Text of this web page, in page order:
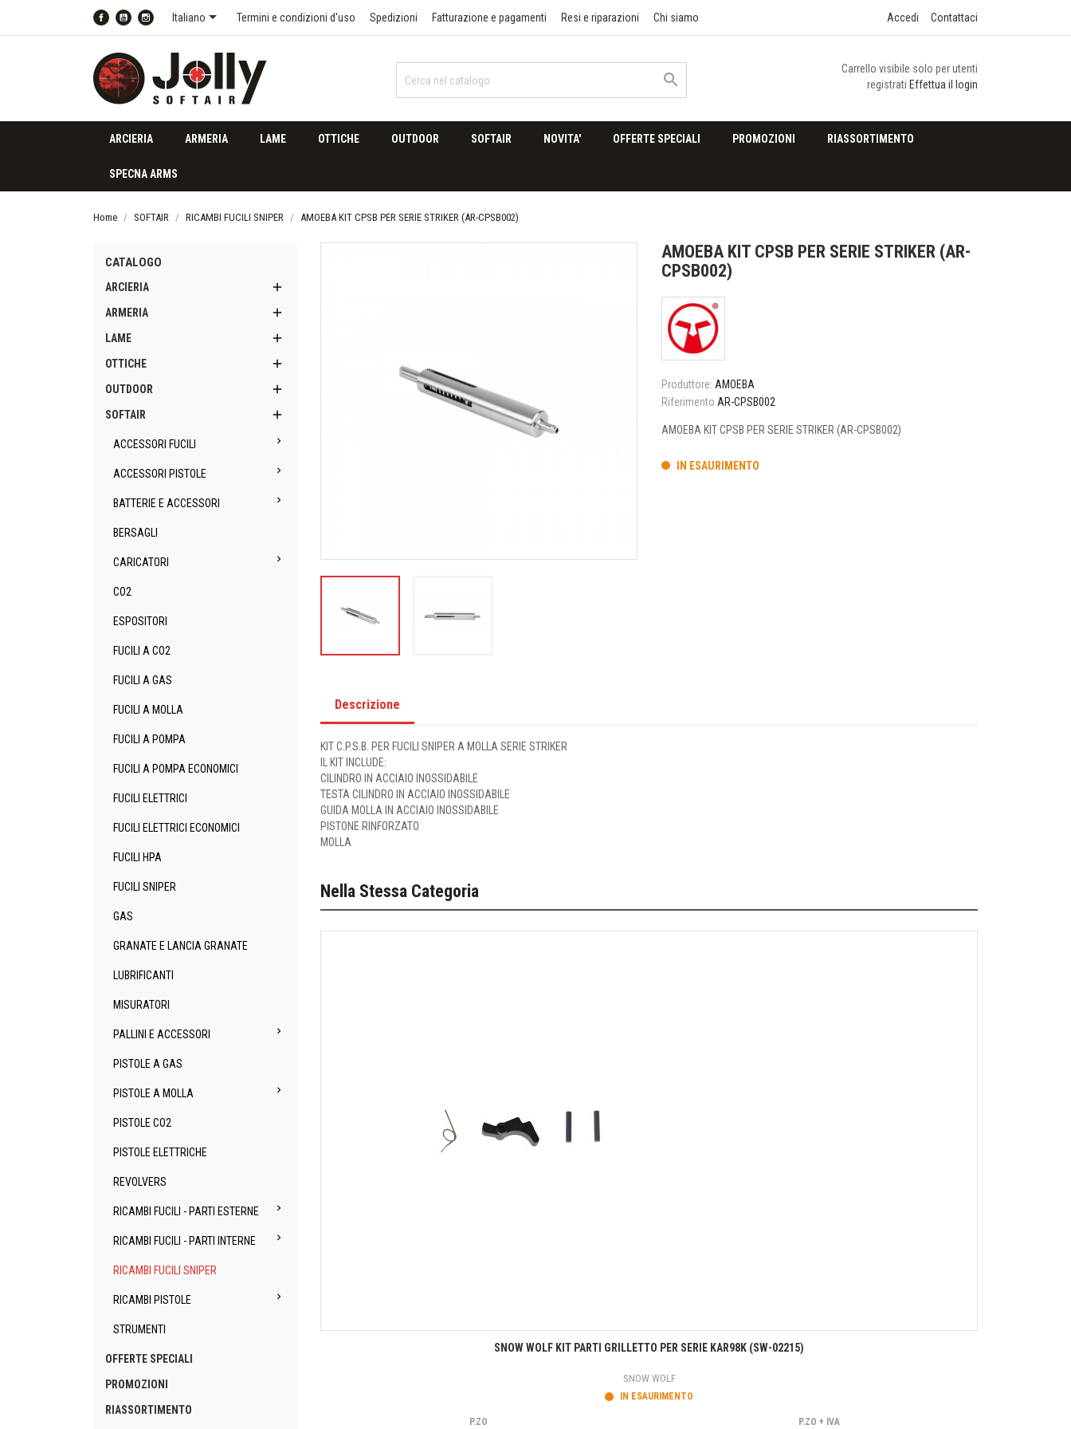
FacebookYouTube
Italiano Termini e condizioni d'uso Spedizioni Fatturazione e pagamenti Resi e riparazioni Chi siamo Accedi Contattaci

Carrello visibile solo per utenti
registrati Effettua il login
ARCIERIA ARMERIA LAME OTTICHE OUTDOOR SOFTAIR NOVITA' OFFERTE SPECIALI PROMOZIONI RIASSORTIMENTO
SPECNA ARMS
Home SOFTAIR RICAMBI FUCILI SNIPER AMOEBA KIT CPSB PER SERIE STRIKER (AR-CPSB002)
CATALOGO
ARCIERIA 
ARMERIA 
LAME 
OTTICHE 
OUTDOOR 
SOFTAIR 
ACCESSORI FUCILI 
ACCESSORI PISTOLE 
BATTERIE E ACCESSORI 
BERSAGLI
CARICATORI 
CO2
ESPOSITORI
FUCILI A CO2
FUCILI A GAS
FUCILI A MOLLA
FUCILI A POMPA
FUCILI A POMPA ECONOMICI
FUCILI ELETTRICI
FUCILI ELETTRICI ECONOMICI
FUCILI HPA
FUCILI SNIPER
GAS
GRANATE E LANCIA GRANATE
LUBRIFICANTI
MISURATORI
PALLINI E ACCESSORI 
PISTOLE A GAS
PISTOLE A MOLLA 
PISTOLE CO2
PISTOLE ELETTRICHE
REVOLVERS
RICAMBI FUCILI - PARTI ESTERNE 
RICAMBI FUCILI - PARTI INTERNE 
RICAMBI FUCILI SNIPER
RICAMBI PISTOLE 
STRUMENTI
OFFERTE SPECIALI
PROMOZIONI
RIASSORTIMENTO
AMOEBA KIT CPSB PER SERIE STRIKER (AR-
CPSB002)
Produttore: AMOEBA
Riferimento AR-CPSB002
AMOEBA KIT CPSB PER SERIE STRIKER (AR-CPSB002)
IN ESAURIMENTO
Descrizione
KIT C.P.S.B. PER FUCILI SNIPER A MOLLA SERIE STRIKER
IL KIT INCLUDE:
CILINDRO IN ACCIAIO INOSSIDABILE
TESTA CILINDRO IN ACCIAIO INOSSIDABILE
GUIDA MOLLA IN ACCIAIO INOSSIDABILE
PISTONE RINFORZATO
MOLLA
Nella Stessa Categoria
Anteprima
SNOW WOLF KIT PARTI GRILLETTO PER SERIE KAR98K (SW-02215)
SNOW WOLF
IN ESAURIMENTO
P.ZO P.ZO + IVA